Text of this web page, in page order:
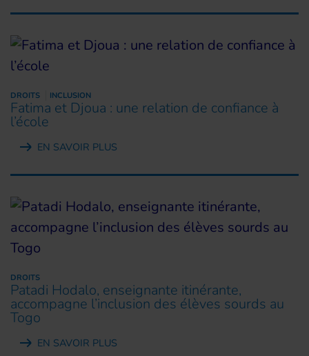
DROITS INCLUSION
Fatima et Djoua : une relation de confiance à
l’école
EN SAVOIR PLUS
DROITS
Patadi Hodalo, enseignante itinérante,
accompagne l’inclusion des élèves sourds au
Togo
EN SAVOIR PLUS